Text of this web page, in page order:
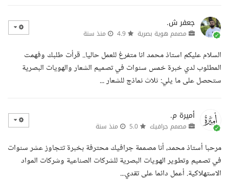
جعفر ش.
مصمم هوية بصرية منذ سنة
السلام عليكم استاذ محمد انا متفرغ للعمل حاليا.. قرأت طلبك وفهمت
المطلوب لدي خبرة خمس سنوات في تصميم الشعار والهويات البصرية
ستحصل على ما يلي: ثلاث نماذج للشعار ...
أميرة م.
مصمم جرافيك منذ سنة
مرحبا أستاذ محمد، أنا مصممة جرافيك محترفة بخبرة تتجاوز عشر سنوات
في تصميم وتطوير الهويات البصرية للشركات الصناعية وشركات المواد
الاستهلاكية. أعمل دائما على تقدي...